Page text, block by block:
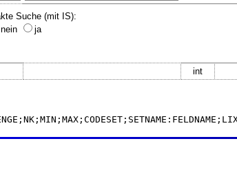
Suche (mit IS):
nein
ja
int